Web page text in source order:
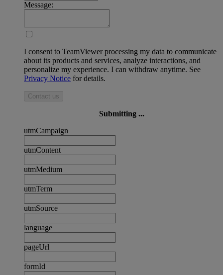
Message:
I consent to TeamViewer processing my data to communicate
about its products and services, analyze interactions, and
personalize my experience. I can withdraw anytime. See
Privacy Notice for details.
Contact us
Submitting ...
utmCampaign
utmContent
utmMedium
utmTerm
utmSource
language
pageUrl
formId